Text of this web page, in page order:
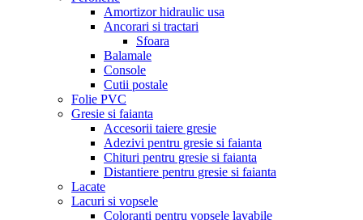
Amortizor hidraulic usa
Ancorari si tractari
Sfoara
Balamale
Console
Cutii postale
Folie PVC
Gresie si faianta
Accesorii taiere gresie
Adezivi pentru gresie si faianta
Chituri pentru gresie si faianta
Distantiere pentru gresie si faianta
Lacate
Lacuri si vopsele
Coloranti pentru vopsele lavabile